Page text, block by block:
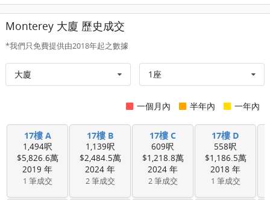
Monterey 大廈 歷史成交
*我們只免費提供由2018年起之數據
大廈 1座
一個月內 半年內 一年內
17樓 A
1,494呎
$5,826.6萬
2019 年
1 筆成交
17樓 B
1,139呎
$2,484.5萬
2024 年
2 筆成交
17樓 C
609呎
$1,218.8萬
2024 年
2 筆成交
17樓 D
558呎
$1,186.5萬
2018 年
1 筆成交